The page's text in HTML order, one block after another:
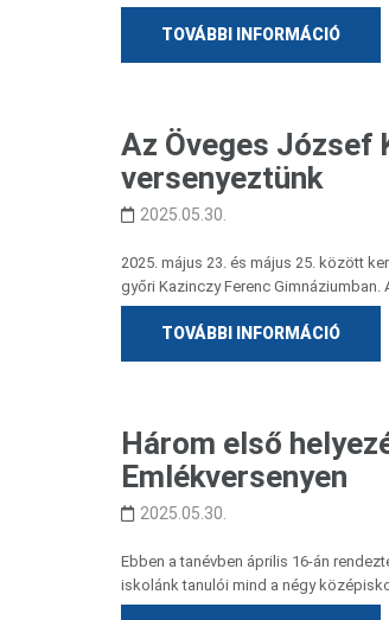
TOVÁBBI INFORMÁCIÓ
Az Öveges József
versenyeztünk
2025.05.30.
2025. május 23. és május 25. között
győri Kazinczy Ferenc
TOVÁBBI INFORMÁCIÓ
Három első
Emlékversenyen
2025.05.30.
Ebben a tanévben április 16-án
iskolánk tanulói mind a négy